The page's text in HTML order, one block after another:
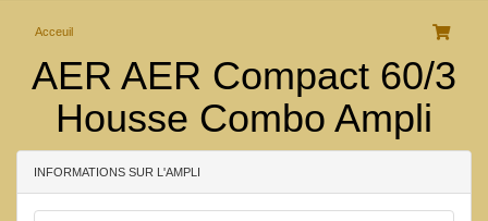
Acceuil
AER AER Compact 60/3
Housse Combo Ampli
INFORMATIONS SUR L'AMPLI